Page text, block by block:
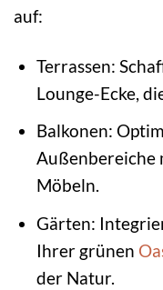
auf:
Terrassen:
Lounge-Ecke,
Balkonen:
Außenbereiche
Möbeln.
Gärten:
Ihrer grünen
der Natur.